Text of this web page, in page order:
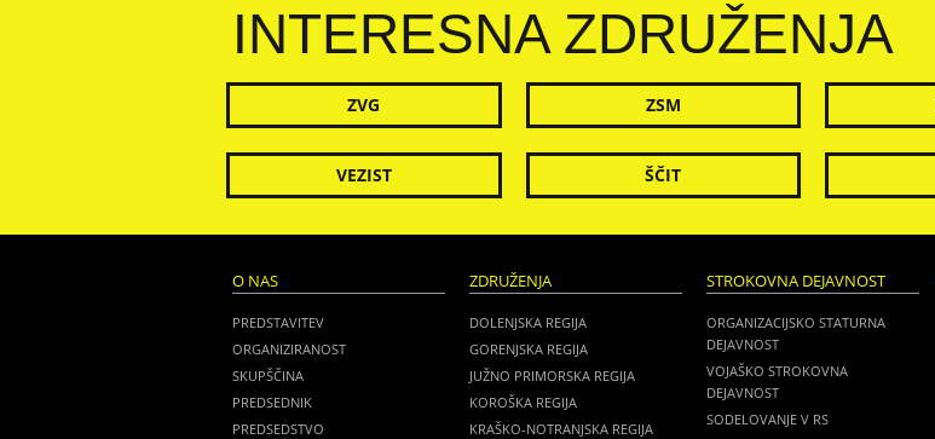
INTERESNA ZDRUŽENJA
ZVG ZSM
VEZIST ŠČIT
O NAS
PREDSTAVITEV
ORGANIZIRANOST
SKUPŠČINA
PREDSEDNIK
PREDSEDSTVO
ZDRUŽENJA
DOLENJSKA REGIJA
GORENJSKA REGIJA
JUŽNO PRIMORSKA REGIJA
KOROŠKA REGIJA
KRAŠKO-NOTRANJSKA REGIJA
STROKOVNA DEJAVNOST
ORGANIZACIJSKO STATURNA
DEJAVNOST
VOJAŠKO STROKOVNA
DEJAVNOST
SODELOVANJE V RS